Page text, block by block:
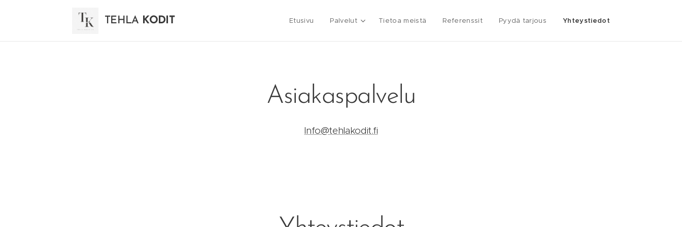
TEHLA KODIT Etusivu Palvelut Tietoa meistä Referenssit Pyydä tarjous Yhteystiedot
Asiakaspalvelu
Info@tehlakodit.fi